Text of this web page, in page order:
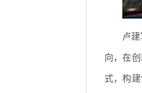
卢
向，在
式，构